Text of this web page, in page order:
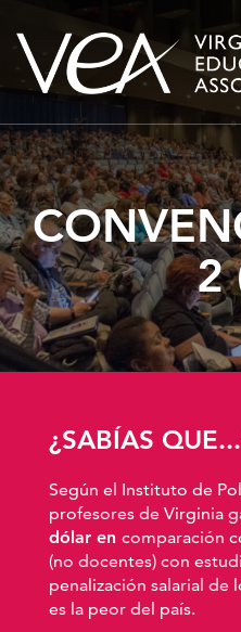
Ir
contenido
2
¿SABÍAS
Según el Instituto de
profesores de Virginia
dólar en comparación
(no docentes) con
penalización salarial de
es la peor del país.